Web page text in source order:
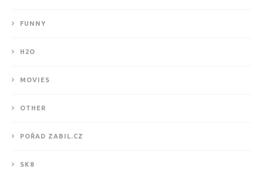
FUNNY
H2O
MOVIES
OTHER
POŘAD ZABIL.CZ
SK8